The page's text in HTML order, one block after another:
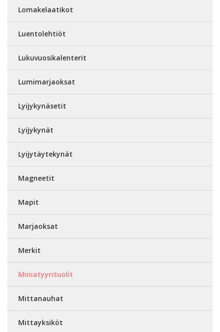
Lomakelaatikot
Luentolehtiöt
Lukuvuosikalenterit
Lumimarjaoksat
Lyijykynäsetit
Lyijykynät
Lyijytäytekynät
Magneetit
Mapit
Marjaoksat
Merkit
Miniatyyrituolit
Mittanauhat
Mittayksiköt